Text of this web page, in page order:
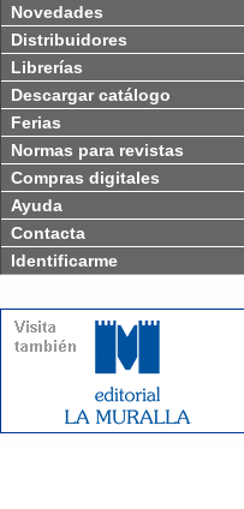
Novedades
Distribuidores
Librerías
Descargar catálogo
Ferias
Normas para revistas
Compras digitales
Ayuda
Contacta
Identificarme